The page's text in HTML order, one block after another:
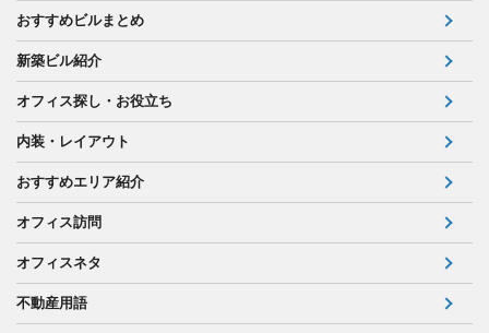
おすすめビルまとめ
新築ビル紹介
オフィス探し・お役立ち
内装・レイアウト
おすすめエリア紹介
オフィス訪問
オフィスネタ
不動産用語